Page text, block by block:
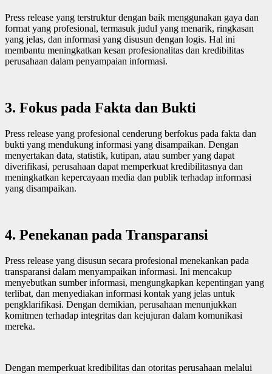
Press release yang terstruktur dengan baik menggunakan gaya dan
format yang profesional, termasuk judul yang menarik, ringkasan
yang jelas, dan informasi yang disusun dengan logis. Hal ini
membantu meningkatkan kesan profesionalitas dan kredibilitas
perusahaan dalam penyampaian informasi.
3. Fokus pada Fakta dan Bukti
Press release yang profesional cenderung berfokus pada fakta dan
bukti yang mendukung informasi yang disampaikan. Dengan
menyertakan data, statistik, kutipan, atau sumber yang dapat
diverifikasi, perusahaan dapat memperkuat kredibilitasnya dan
meningkatkan kepercayaan media dan publik terhadap informasi
yang disampaikan.
4. Penekanan pada Transparansi
Press release yang disusun secara profesional menekankan pada
transparansi dalam menyampaikan informasi. Ini mencakup
menyebutkan sumber informasi, mengungkapkan kepentingan yang
terlibat, dan menyediakan informasi kontak yang jelas untuk
pengklarifikasi. Dengan demikian, perusahaan menunjukkan
komitmen terhadap integritas dan kejujuran dalam komunikasi
mereka.
Dengan memperkuat kredibilitas dan otoritas perusahaan melalui